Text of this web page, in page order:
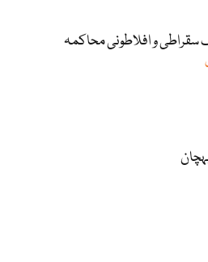
سقراطی و افلاطونی محاکمہ